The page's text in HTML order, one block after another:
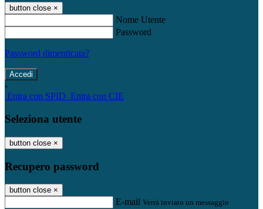
button close ×
Nome Utente
Password
Password dimenticata?
-
Entra con SPID Entra con CIE
Seleziona utente
button close ×
Recupero password
button close ×
E-mail Verrà inviato un messaggio